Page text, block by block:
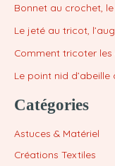
Bonnet au crochet,
Le jeté au tricot,
Comment tricoter
Le point nid
Catégories
Astuces & Matériel
Créations Textiles